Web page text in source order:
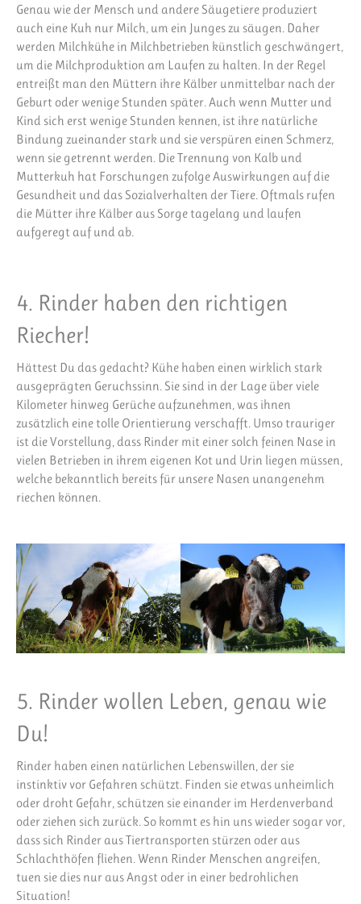
Genau wie der Mensch und andere Säugetiere produziert
auch eine Kuh nur Milch, um ein Junges zu säugen. Daher
werden Milchkühe in Milchbetrieben künstlich geschwängert,
um die Milchproduktion am Laufen zu halten. In der Regel
entreißt man den Müttern ihre Kälber unmittelbar nach der
Geburt oder wenige Stunden später. Auch wenn Mutter und
Kind sich erst wenige Stunden kennen, ist ihre natürliche
Bindung zueinander stark und sie verspüren einen Schmerz,
wenn sie getrennt werden. Die Trennung von Kalb und
Mutterkuh hat Forschungen zufolge Auswirkungen auf die
Gesundheit und das Sozialverhalten der Tiere. Oftmals rufen
die Mütter ihre Kälber aus Sorge tagelang und laufen
aufgeregt auf und ab.
4. Rinder haben den richtigen
Riecher!
Hättest Du das gedacht? Kühe haben einen wirklich stark
ausgeprägten Geruchssinn. Sie sind in der Lage über viele
Kilometer hinweg Gerüche aufzunehmen, was ihnen
zusätzlich eine tolle Orientierung verschafft. Umso trauriger
ist die Vorstellung, dass Rinder mit einer solch feinen Nase in
vielen Betrieben in ihrem eigenen Kot und Urin liegen müssen,
welche bekanntlich bereits für unsere Nasen unangenehm
riechen können.
5. Rinder wollen Leben, genau wie
Du!
Rinder haben einen natürlichen Lebenswillen, der sie
instinktiv vor Gefahren schützt. Finden sie etwas unheimlich
oder droht Gefahr, schützen sie einander im Herdenverband
oder ziehen sich zurück. So kommt es hin uns wieder sogar vor,
dass sich Rinder aus Tiertransporten stürzen oder aus
Schlachthöfen fliehen. Wenn Rinder Menschen angreifen,
tuen sie dies nur aus Angst oder in einer bedrohlichen
Situation!